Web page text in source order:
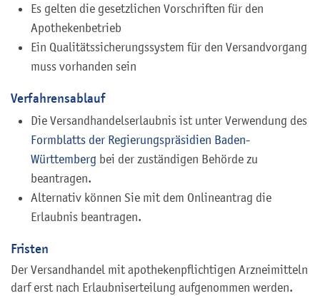
Es gelten die gesetzlichen Vorschriften für den
Apothekenbetrieb
Ein Qualitätssicherungssystem für den Versandvorgang
muss vorhanden sein
Verfahrensablauf
Die Versandhandelserlaubnis ist unter Verwendung des
Formblatts der Regierungspräsidien Baden-
Württemberg bei der zuständigen Behörde zu
beantragen.
Alternativ können Sie mit dem Onlineantrag die
Erlaubnis beantragen.
Fristen
Der Versandhandel mit apothekenpflichtigen Arzneimitteln
darf erst nach Erlaubniserteilung aufgenommen werden.